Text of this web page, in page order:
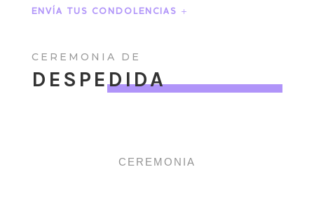
ENVÍA TUS CONDOLENCIAS
CEREMONIA DE
DESPEDIDA
CEREMONIA